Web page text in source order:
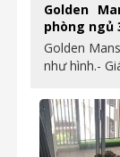
Golden
phòng ngủ
Golden
như hình.-